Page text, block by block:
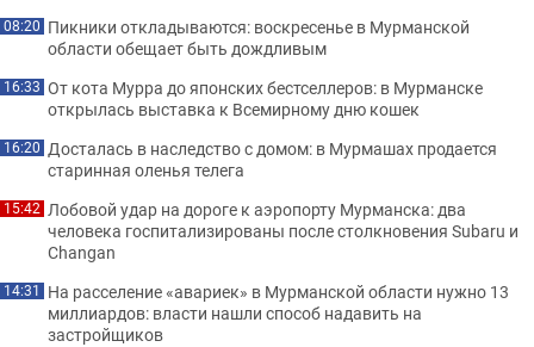
08:20 Пикники откладываются: воскресенье в Мурманской
области обещает быть дождливым
16:33 От кота Мурра до японских бестселлеров: в Мурманске
открылась выставка к Всемирному дню кошек
16:20 Досталась в наследство с домом: в Мурмашах продается
старинная оленья телега
15:42 Лобовой удар на дороге к аэропорту Мурманска: два
человека госпитализированы после столкновения Subaru и
Changan
14:31 На расселение «авариек» в Мурманской области нужно 13
миллиардов: власти нашли способ надавить на
застройщиков